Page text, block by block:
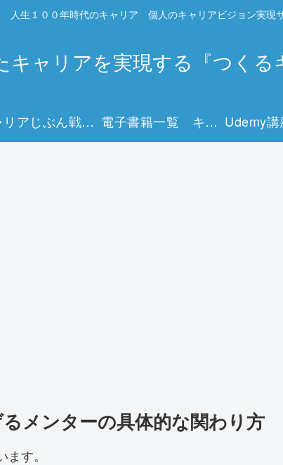
人生１００年時代のキャリア 個人のキャリアビジョン実現
キャリアを実現する『つくる
キャリアじぶん戦略マップとは？ 電子書籍一覧 キャリアを描く15冊の実践ガイド
メンターの具体的な関わり方
す。